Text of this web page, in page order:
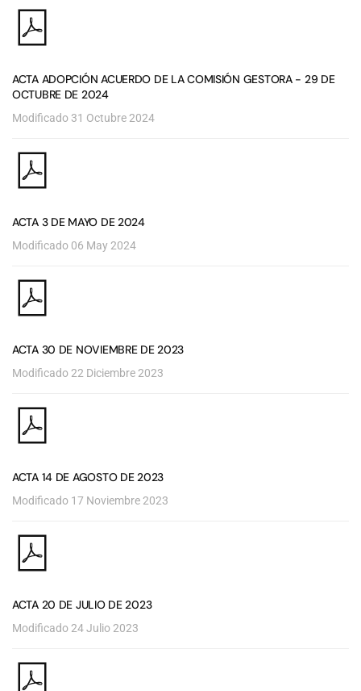
ACTA ADOPCIÓN ACUERDO DE LA COMISIÓN GESTORA - 29 DE
OCTUBRE DE 2024
Modificado 31 Octubre 2024
ACTA 3 DE MAYO DE 2024
Modificado 06 May 2024
ACTA 30 DE NOVIEMBRE DE 2023
Modificado 22 Diciembre 2023
ACTA 14 DE AGOSTO DE 2023
Modificado 17 Noviembre 2023
ACTA 20 DE JULIO DE 2023
Modificado 24 Julio 2023